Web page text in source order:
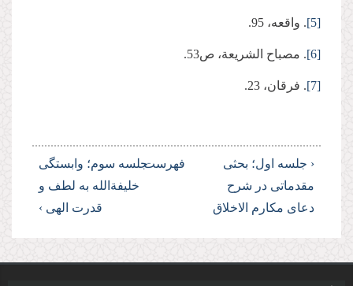
[5]. واقعه، 95.
[6]. مصباح الشریعة، ص53.
[7]. فرقان، 23.
‹ جلسه اول؛ بحثی
مقدماتی در شرح
دعای مکارم الاخلاق
فهرستجلسه سوم؛ وابستگی
خلیفة‌الله به لطف و
قدرت الهی ›